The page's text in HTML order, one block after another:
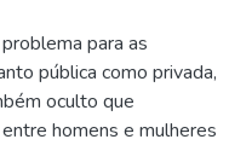
para as
pública como privada,
oculto que
homens e mulheres